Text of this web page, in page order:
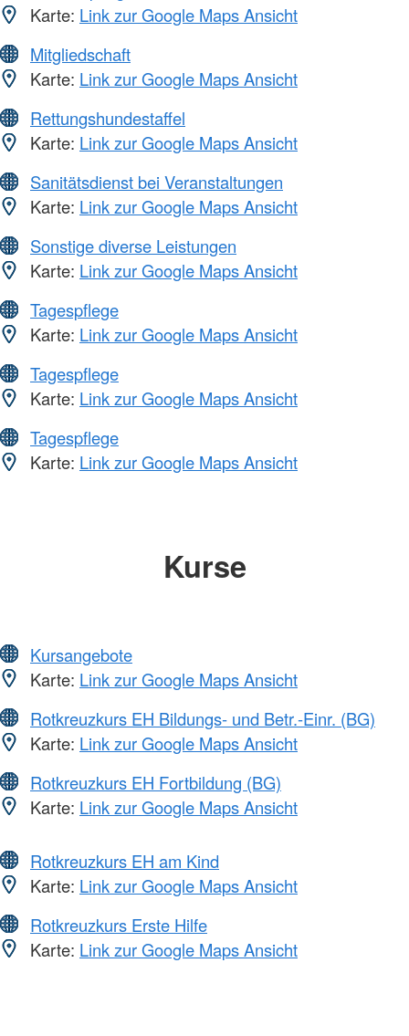
Karte: Link zur Google Maps Ansicht
Mitgliedschaft
Karte: Link zur Google Maps Ansicht
Rettungshundestaffel
Karte: Link zur Google Maps Ansicht
Sanitätsdienst bei Veranstaltungen
Karte: Link zur Google Maps Ansicht
Sonstige diverse Leistungen
Karte: Link zur Google Maps Ansicht
Tagespflege
Karte: Link zur Google Maps Ansicht
Tagespflege
Karte: Link zur Google Maps Ansicht
Tagespflege
Karte: Link zur Google Maps Ansicht
Kurse
Kursangebote
Karte: Link zur Google Maps Ansicht
Rotkreuzkurs EH Bildungs- und Betr.-Einr. (BG)
Karte: Link zur Google Maps Ansicht
Rotkreuzkurs EH Fortbildung (BG)
Karte: Link zur Google Maps Ansicht
Rotkreuzkurs EH am Kind
Karte: Link zur Google Maps Ansicht
Rotkreuzkurs Erste Hilfe
Karte: Link zur Google Maps Ansicht